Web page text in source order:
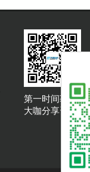
第一时间获取
大咖分享资讯